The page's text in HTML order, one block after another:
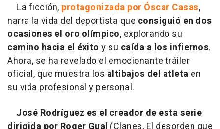
La ficción, protagonizada por Óscar Casas,
narra la vida del deportista que consiguió en dos
ocasiones el oro olímpico, explorando su
camino hacia el éxito y su caída a los infiernos.
Ahora, se ha revelado el emocionante tráiler
oficial, que muestra los altibajos del atleta en
su vida profesional y personal.
José Rodríguez es el creador de esta serie
dirigida por Roger Gual (Clanes, El desorden que